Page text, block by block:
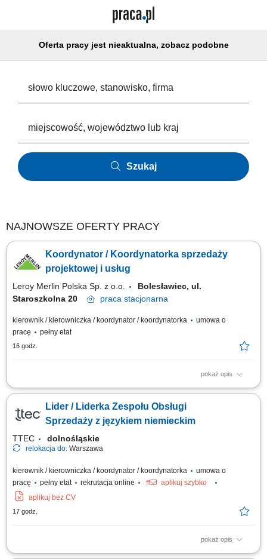
Oferta pracy jest nieaktualna, zobacz podobne
Szukaj
NAJNOWSZE OFERTY PRACY
Koordynator / Koordynatorka sprzedaży
projektowej i usług
Leroy Merlin Polska Sp. z o.o.
Bolesławiec, ul.
Staroszkolna 20
praca stacjonarna
kierownik / kierowniczka / koordynator / koordynatorka
umowa o
pracę
pełny etat
16 godz.
pokaż opis
Jakie zadania na Ciebie czekają? aktywne pozyskiwanie i rozwijanie
zgodnie z obowiązującymi standardami; koordynowanie sprzedaży usług
projektowych i montażowych w tym monitorowanie efektywności oraz
Lider / Liderka Zespołu Obsługi
Sprzedaży z językiem niemieckim
TTEC dolnośląskie
relokacja do: Warszawa
kierownik / kierowniczka / koordynator / koordynatorka
umowa o
pracę
pełny etat rekrutacja online
aplikuj szybko
aplikuj bez CV
17 godz.
pokaż opis
Zakres obowiązków: Zarządzanie pracą zespołu oraz wspieranie